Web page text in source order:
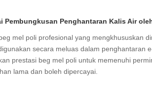
Pembungkusan Penghantaran Kalis Air
mel poli profesional yang mengkhususkan
secara meluas dalam penghantaran
prestasi beg mel poli untuk memenuhi
lama dan boleh dipercayai.